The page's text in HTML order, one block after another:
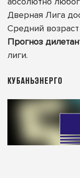
Дверная Лига
Средний
Прогноз
лиги.
КУБАНЬЭНЕРГО